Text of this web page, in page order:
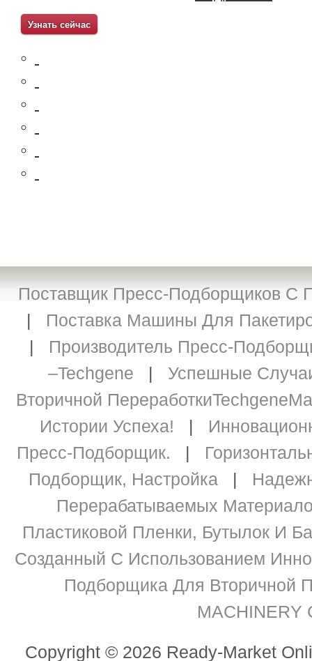
Узнать сейчас
Поставщик Пресс-Подборщиков С
| Поставка Машины Для
| Производитель Пресс-
–Techgene | Успешные
Вторичной
Истории Успеха! |
Пресс-Подборщик. |
Подборщик, Настройка |
Перерабатываемых
Пластиковой Пленки, Бутылок И
Созданный С Использованием
Подборщика Для Вторичной
MACHINERY
Copyright © 2026 Ready-Market